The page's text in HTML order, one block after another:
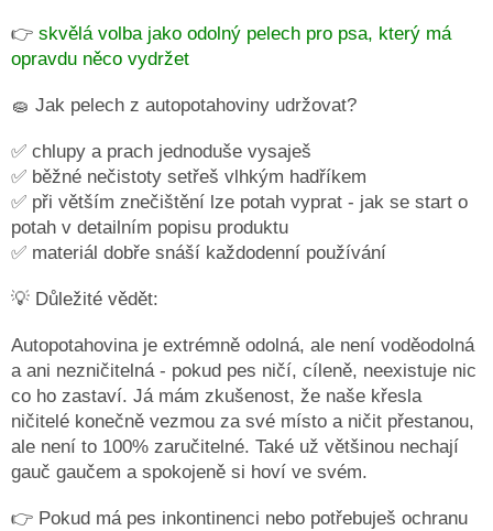
Kontakty
Podmínky
osobních
Obchodní
podmínky
Doprava
a
platba
Měna
Přihlášení
👉 skvělá volba jako odolný pelech pro psa, který má
opravdu něco vydržet
🧽 Jak pelech z autopotahoviny udržovat?
✅ chlupy a prach jednoduše vysaješ
✅ běžné nečistoty setřeš vlhkým hadříkem
✅ při větším znečištění lze potah vyprat - jak se start o
potah v detailním popisu produktu
✅ materiál dobře snáší každodenní používání
💡 Důležité vědět:
Autopotahovina je extrémně odolná, ale není voděodolná
a ani nezničitelná - pokud pes ničí, cíleně, neexistuje nic
co ho zastaví. Já mám zkušenost, že naše křesla
ničitelé konečně vezmou za své místo a ničit přestanou,
ale není to 100% zaručitelné. Také už většinou nechají
gauč gaučem a spokojeně si hoví ve svém.
👉 Pokud má pes inkontinenci nebo potřebuješ ochranu